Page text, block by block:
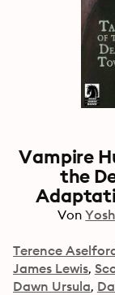
Vampire
the
Von
Terence
James Lewis
Dawn Ursula